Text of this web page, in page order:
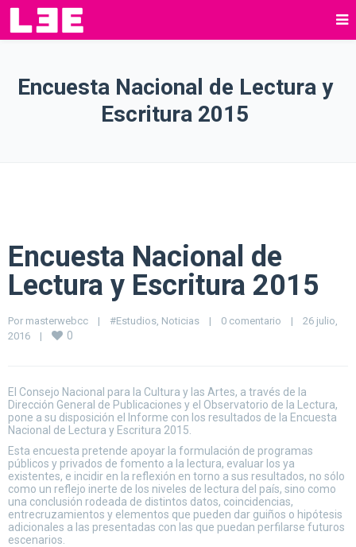
Encuesta Nacional de Lectura y
Escritura 2015
Encuesta Nacional de
Lectura y Escritura 2015
Por masterwebcc | #Estudios, Noticias | 0 comentario |
26 julio,
2016 | 0
El Consejo Nacional para la Cultura y las Artes, a través de la
Dirección General de Publicaciones y el Observatorio de la Lectura,
pone a su disposición el Informe con los resultados de la Encuesta
Nacional de Lectura y Escritura 2015.
Esta encuesta pretende apoyar la formulación de programas
públicos y privados de fomento a la lectura, evaluar los ya
existentes, e incidir en la reflexión en torno a sus resultados, no sólo
como un reflejo inerte de los niveles de lectura del país, sino como
una conclusión rodeada de distintos datos, coincidencias,
entrecruzamientos y elementos que pueden dar guiños o hipótesis
adicionales a las presentadas con las que puedan perfilarse futuros
escenarios.